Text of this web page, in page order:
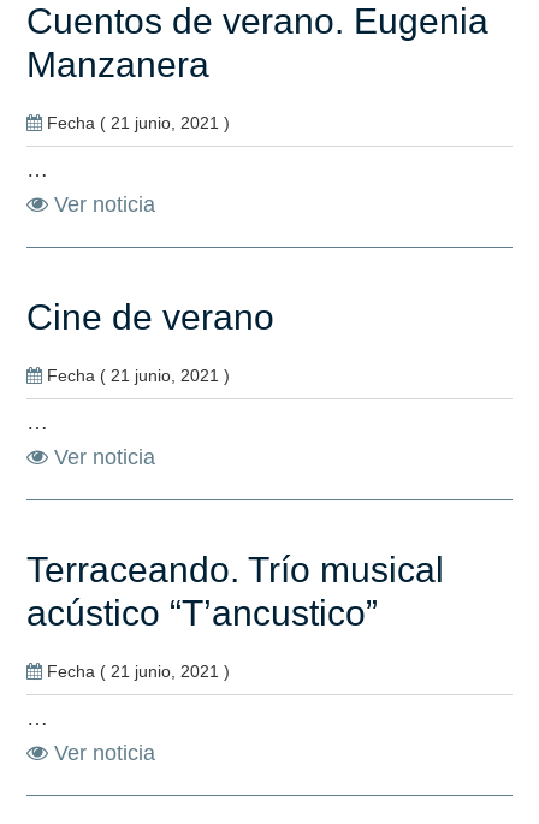
Cuentos de verano. Eugenia
Manzanera
Fecha ( 21 junio, 2021 )
…
Ver noticia
Cine de verano
Fecha ( 21 junio, 2021 )
…
Ver noticia
Terraceando. Trío musical
acústico “T’ancustico”
Fecha ( 21 junio, 2021 )
…
Ver noticia